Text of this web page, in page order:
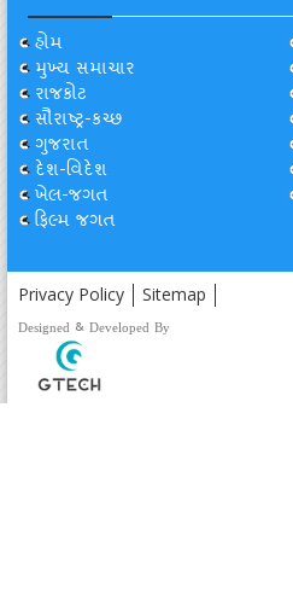
હોમ
મુખ્ય સમાચાર
રાજકોટ
સૌરાષ્ટ્ર-કચ્છ
ગુજરાત
દેશ-વિદેશ
ખેલ-જગત
ફિલ્મ જગત
Privacy Policy Sitemap
Designed & Developed By